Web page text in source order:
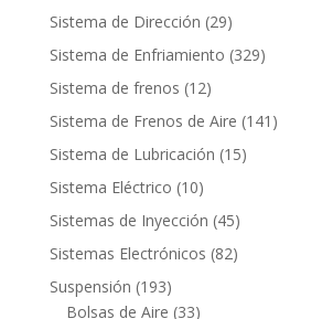
Sistema de Dirección 2929
productos
Sistema de Enfriamiento 329329
Sistema de frenos 1212
productos
Sistema de Frenos de Aire 141 141
Sistema de Lubricación 1515
Sistema Eléctrico 1010
productos
Sistemas de Inyección 4545
productos
Sistemas Electrónicos 8282
Suspensión 193193
productos
Bolsas de Aire 3333